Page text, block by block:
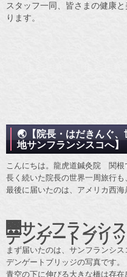
スタッフ一同、皆さまの健康
ります。
🌏【院長・はだきんぐ
地サンフランシスコへ】
こんにちは。龍虎道鍼灸院 関根
長く続いた院長の世界一周旅行も
最後に届いたのは、アメリカ西海
🌉サンフランシ
デンゲートブリ
まず届いたのは、サンフランシ
デンゲートブリッジの写真です。
青空の下に伸びる大きな橋は存